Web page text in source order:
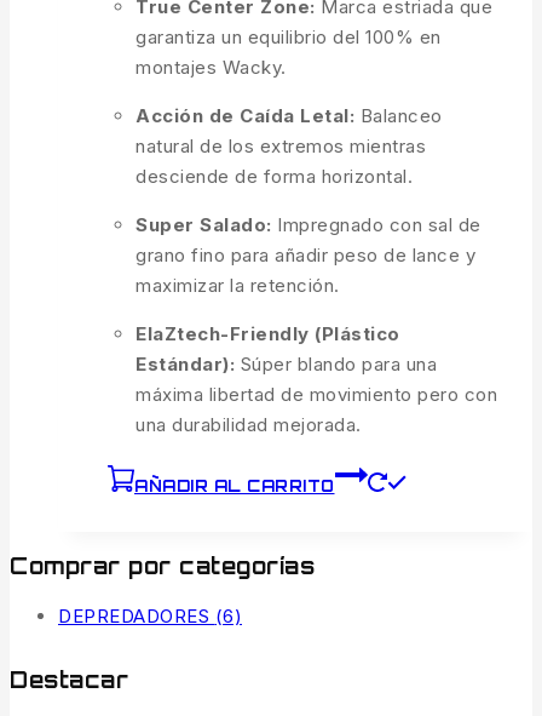
True Center Zone: Marca estriada que
garantiza un equilibrio del 100% en
montajes Wacky.
Acción de Caída Letal: Balanceo
natural de los extremos mientras
desciende de forma horizontal.
Super Salado: Impregnado con sal de
grano fino para añadir peso de lance y
maximizar la retención.
ElaZtech-Friendly (Plástico
Estándar): Súper blando para una
máxima libertad de movimiento pero con
una durabilidad mejorada.
AÑADIR AL CARRITO
Comprar por categorías
DEPREDADORES (6)
Destacar